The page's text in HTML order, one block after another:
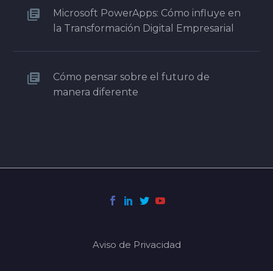
Microsoft PowerApps: Cómo influye en
la Transformación Digital Empresarial
Cómo pensar sobre el futuro de
manera diferente
Aviso de Privacidad